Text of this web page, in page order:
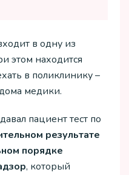
в одну из
этом находится
в поликлинику –
медики.
пациент тест по
результате
порядке
, который